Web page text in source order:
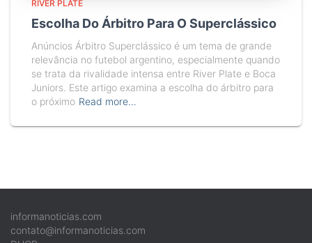
RIVER PLATE
Escolha Do Árbitro Para O Superclássico
Anúncios Árbitro Superclássico é um tema de grande
relevância no futebol argentino, especialmente quando
se trata da rivalidade intensa entre River Plate e Boca
Juniors. Este artigo examina a escolha do árbitro para
o próximo Read more…
informanoticias.com
contato@informanoticias.com